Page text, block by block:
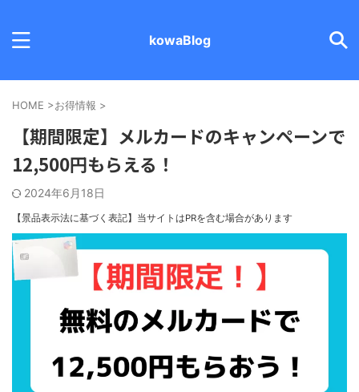
kowaBlog
HOME >お得情報 >
【期間限定】メルカードのキャンペーンで
12,500円もらえる！
2024年6月18日
【景品表示法に基づく表記】 当サイトはPRを含む場合があります